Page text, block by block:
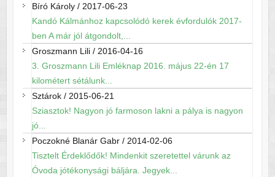
Bíró Károly/ 2017-06-23
Kandó Kálmánhoz kapcsolódó kerek évfordulók 2017-
ben A már jól átgondolt,...
Groszmann Lili/ 2016-04-16
3. Groszmann Lili Emléknap 2016. május 22-én 17
kilométert sétálunk...
Sztárok/ 2015-06-21
Sziasztok! Nagyon jó farmoson lakni a pálya is nagyon
jó...
Poczokné Blanár Gabr/ 2014-02-06
Tisztelt Érdeklődők! Mindenkit szeretettel várunk az
Óvoda jótékonysági báljára. Jegyek...